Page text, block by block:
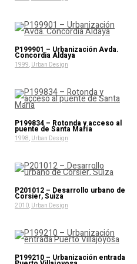
P199901 – Urbanización Avda.
Concordia Aldaya
1999, Urban Design
P199834 – Rotonda y acceso al
puente de Santa María
1998, Urban Design
P201012 – Desarrollo urbano de
Corsier, Suiza
2010, Urban Design
P199210 – Urbanización entrada